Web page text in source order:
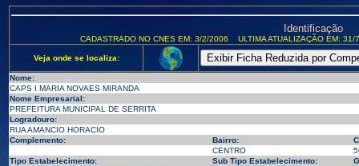
Identificação
CADASTRADO NO CNES EM: 3/2/2006 ULTIMA ATUALIZAÇÃO EM:
Veja onde se localiza:
Nome:
CAPS I MARIA NOVAES MIRANDA
Nome Empresarial:
PREFEITURA MUNICIPAL DE SERRITA
Logradouro:
RUA AMANCIO HORACIO
Complemento:
Bairro:
CENTRO
Tipo Estabelecimento:
Sub Tipo Estabelecimento: